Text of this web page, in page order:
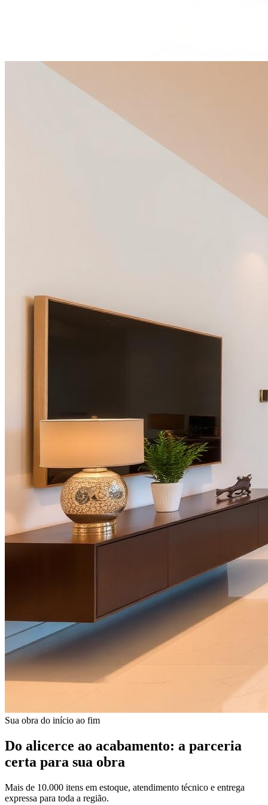
Sua obra do início ao fim
Do alicerce ao acabamento: a parceria
certa para sua obra
Mais de 10.000 itens em estoque, atendimento técnico e entrega
expressa para toda a região.